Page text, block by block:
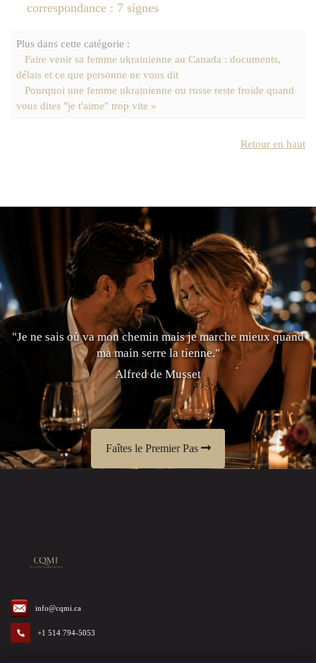
correspondance : 7 signes
Plus dans cette catégorie :
Faire venir sa femme ukrainienne au Canada : documents,
délais et ce que personne ne vous dit
Pourquoi une femme ukrainienne ou russe reste froide quand
vous dites "je t'aime" trop vite »
Retour en haut
"Je ne sais où va mon chemin mais je marche mieux quand
ma main serre la tienne."
Alfred de Musset
Faîtes le Premier Pas
info@cqmi.ca
+1 514 794-5053